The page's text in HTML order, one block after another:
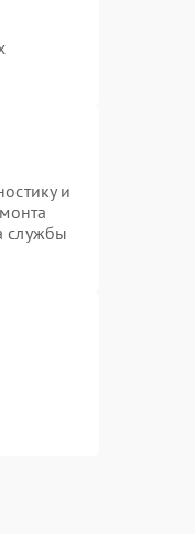
и
службы